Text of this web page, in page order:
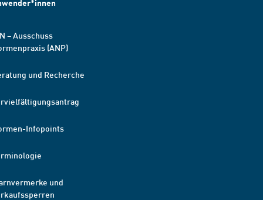
– Ausschuss
(ANP)
und Recherche
Infopoints
und